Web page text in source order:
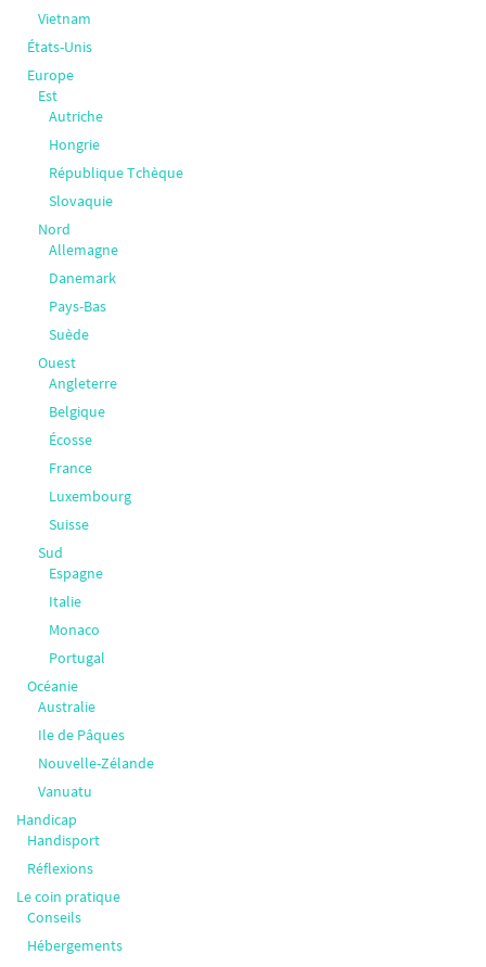
Vietnam
États-Unis
Europe
Est
Autriche
Hongrie
République Tchèque
Slovaquie
Nord
Allemagne
Danemark
Pays-Bas
Suède
Ouest
Angleterre
Belgique
Écosse
France
Luxembourg
Suisse
Sud
Espagne
Italie
Monaco
Portugal
Océanie
Australie
Ile de Pâques
Nouvelle-Zélande
Vanuatu
Handicap
Handisport
Réflexions
Le coin pratique
Conseils
Hébergements